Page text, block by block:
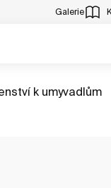
Galerie
k umyvadlům